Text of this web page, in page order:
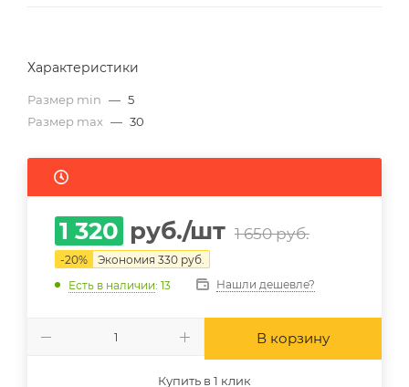
Характеристики
Размер min — 5
Размер max — 30
1 320 руб./шт 1 650руб.
-20% Экономия 330 руб.
Есть в наличии: 13 Нашли дешевле?
В корзину
Купить в 1 клик